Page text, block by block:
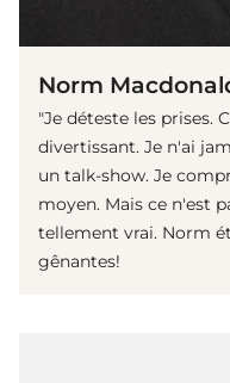
Norm
"Je déteste les prises.
divertissant. Je n'ai
un talk-show. Je
moyen. Mais ce n'est
tellement vrai. Norm
gênantes!